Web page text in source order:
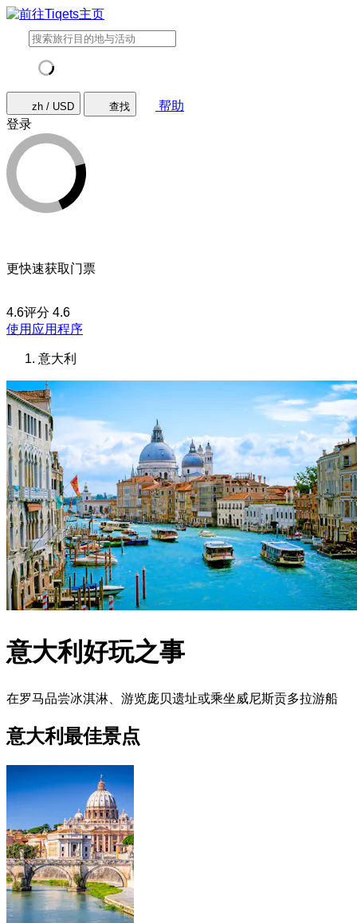
zh / USD 查找
帮助
登录
更快速获取门票
4.6评分 4.6
使用应用程序
意大利
意大利好玩之事
在罗马品尝冰淇淋、游览庞贝遗址或乘坐威尼斯贡多拉游船
意大利最佳景点